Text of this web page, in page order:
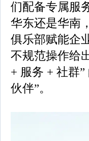
们配备专属服
华东还是华南
俱乐部赋能企
不规范操作给
+ 服务 + 社群
伙伴”。